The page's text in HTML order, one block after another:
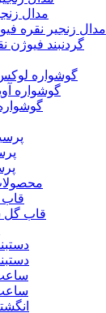
مدال
مدال زنجیر نقره
گردنبند فیوژن
گوشواره
گوشواره
قاب
قاب گل